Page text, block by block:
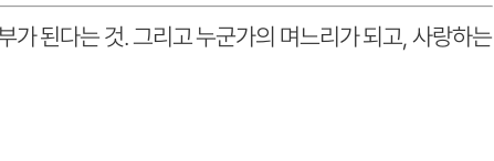
가 된다는 것. 그리고 누군가의 며느리가 되고, 사랑하는